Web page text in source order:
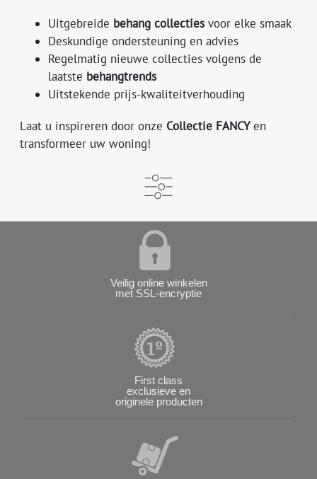
Uitgebreide behang collecties voor elke smaak
Deskundige ondersteuning en advies
Regelmatig nieuwe collecties volgens de
laatste behangtrends
Uitstekende prijs-kwaliteitverhouding
Laat u inspireren door onze Collectie FANCYen
transformeer uw woning!
Veilig online winkelen
met SSL-encryptie
First class
exclusieve en
originele producten